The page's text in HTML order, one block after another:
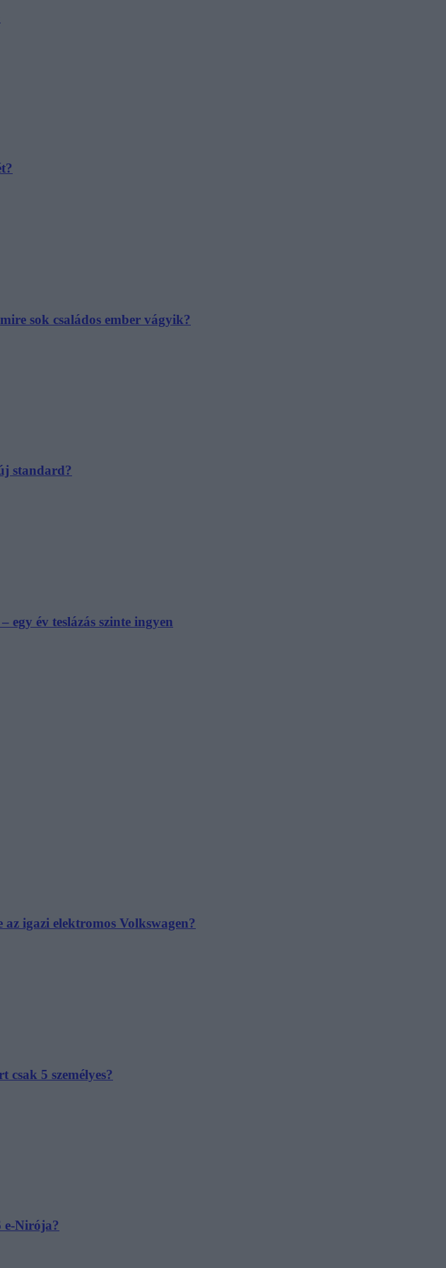
sok családos ember vágyik?
standard?
egy év teslázás szinte ingyen
igazi elektromos Volkswagen?
5 személyes?
e-Nirója?